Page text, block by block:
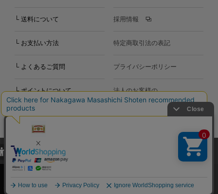
└ 送料について
└ お支払い方法
└ よくあるご質問
└ ポイントについて
お問い合わせ
採用情報
特定商取引法の表記
プライバシーポリシー
法人のお客様の
お問い合わせ
Copyright©2000-2026
Nakagawa Masashichi Shoten All Rights Reserved.
当サイトでは、当サイト内における閲覧履歴・属性情報などの取得およ
び利便性向上のためにクッキー（Cookie）を使用いたします。詳細に
関しては「プライバシーポリシー
承諾する